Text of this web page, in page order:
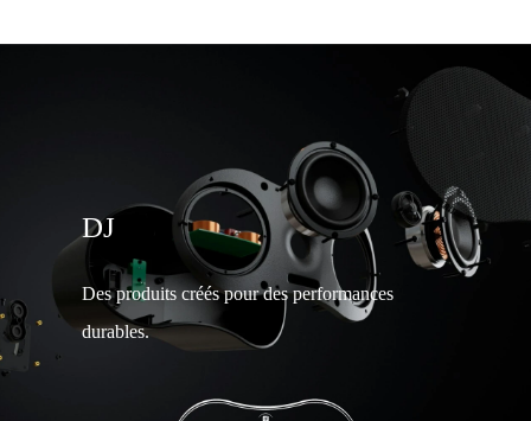
DJ
Des produits créés pour des performances
durables.